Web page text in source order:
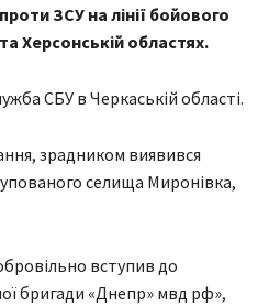
ЗСУ на лінії бойового
Херсонській областях.
СБУ в Черкаській області.
зрадником виявився
селища Миронівка,
вступив до
бригади «Днепр» мвд рф»,